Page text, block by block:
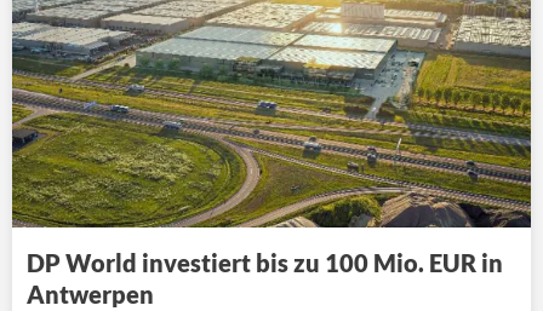
DP World investiert bis zu 100 Mio. EUR in
Antwerpen